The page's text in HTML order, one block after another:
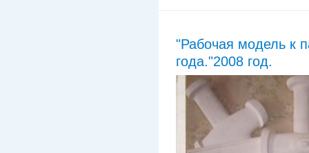
"Рабочая модель к
года."2008 год.